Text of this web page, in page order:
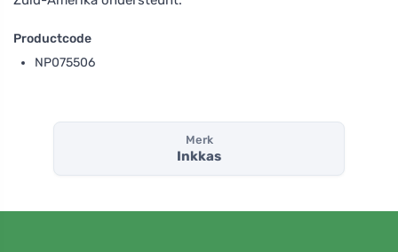
Productcode
NP075506
Merk
Inkkas